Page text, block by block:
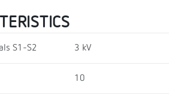
S1-S2 3 kV
10